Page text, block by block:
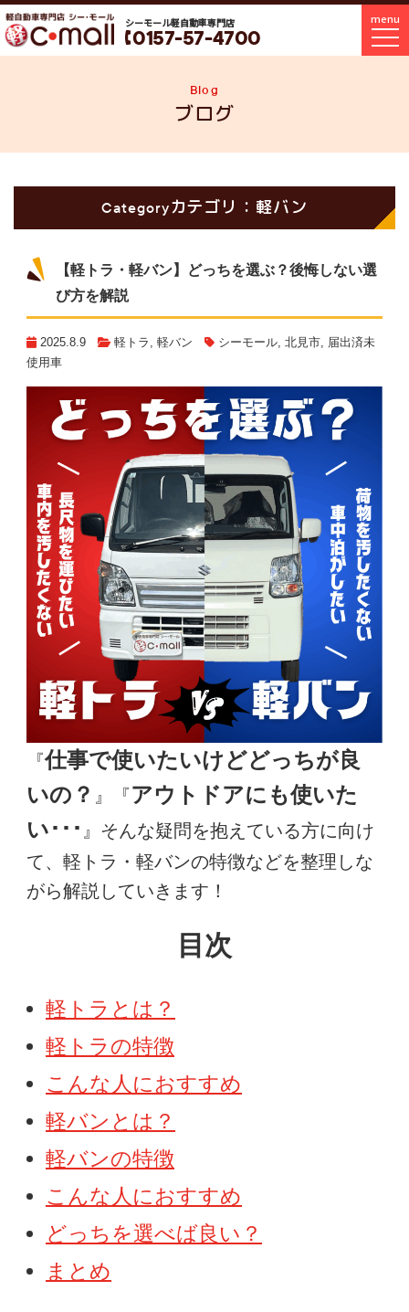
シーモール軽自動車専門店
0157-57-4700
menu
Blog
ブログ
Categoryカテゴリ：軽バン
【軽トラ・軽バン】どっちを選ぶ？後悔しない選
び方を解説
2025.8.9 軽トラ 軽バン シーモール 北見市
届出済未
使用車
『仕事で使いたいけどどっちが良
いの？ 』『アウトドアにも使いた
い･･･ 』そんな疑問を抱えている方に向け
て、軽トラ・軽バンの特徴などを整理しな
がら解説していきます！
目次
軽トラとは？
軽トラの特徴
こんな人におすすめ
軽バンとは？
軽バンの特徴
こんな人におすすめ
どっちを選べば良い？
まとめ